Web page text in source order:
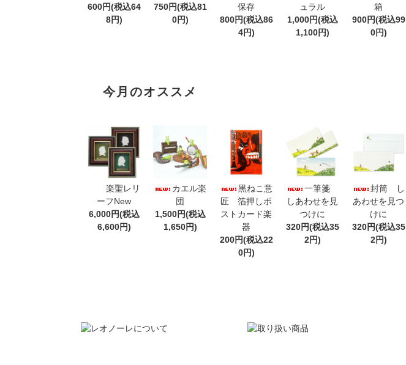
600円(税込64
8円)
750円(税込81
0円)
保存
800円(税込86
4円)
ュラル
1,000円(税込
1,100円)
箱
900円(税込99
0円)
今月のオススメ
楽聖レリ
ーフNew
6,000円(税込
6,600円)
カエル楽
団
1,500円(税込
1,650円)
黒ねこ意
匠 箔押しポ
ストカード楽
器
200円(税込22
0円)
一筆箋
しあわせを見
つけに
320円(税込35
2円)
封筒 し
あわせを見つ
けに
320円(税込35
2円)